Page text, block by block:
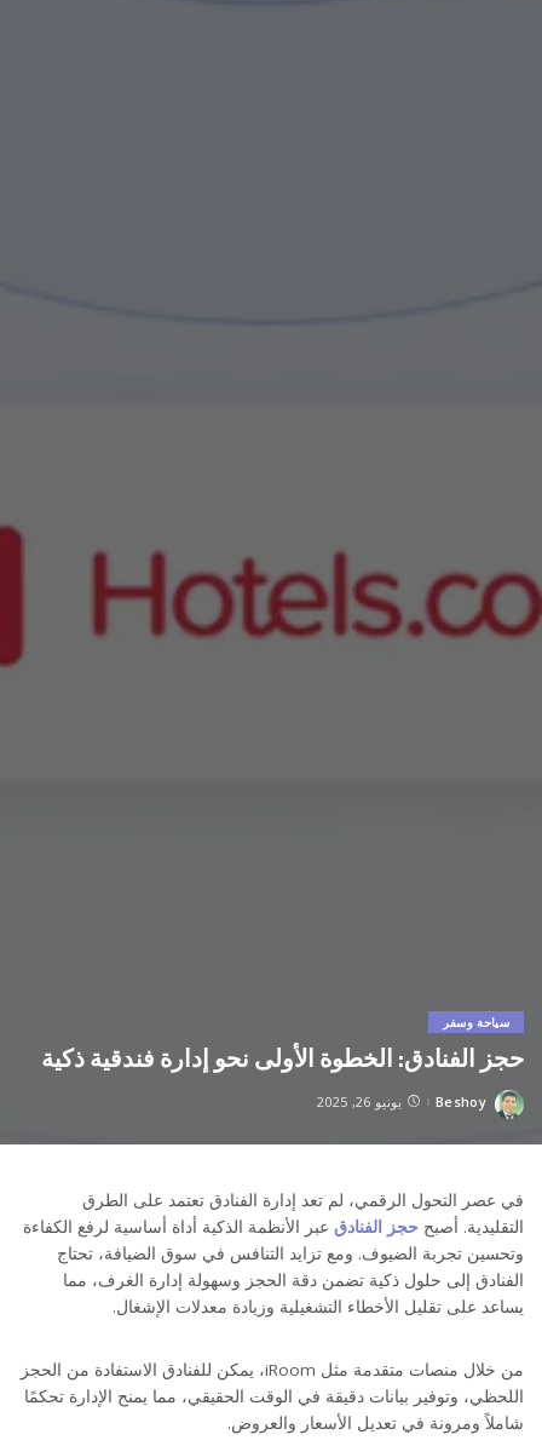
سياحة وسفر
حجز الفنادق: الخطوة الأولى نحو إدارة فندقية ذكية
Posted
Beshoy يونيو 26, 2025
في عصر التحول الرقمي، لم تعد إدارة الفنادق تعتمد على الطرق
التقليدية. أصبح حجز الفنادق عبر الأنظمة الذكية أداة أساسية لرفع الكفاءة
وتحسين تجربة الضيوف. ومع تزايد التنافس في سوق الضيافة، تحتاج
الفنادق إلى حلول ذكية تضمن دقة الحجز وسهولة إدارة الغرف، مما
يساعد على تقليل الأخطاء التشغيلية وزيادة معدلات الإشغال.
من خلال منصات متقدمة مثل iRoom، يمكن للفنادق الاستفادة من الحجز
اللحظي، وتوفير بيانات دقيقة في الوقت الحقيقي، مما يمنح الإدارة تحكمًا
شاملاً ومرونة في تعديل الأسعار والعروض.